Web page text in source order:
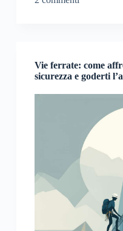
Vie ferrate: come
sicurezza e goderti